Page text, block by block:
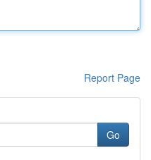
Report Page
Go